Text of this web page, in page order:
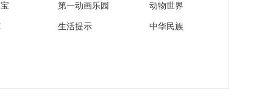
第一动画乐园 动物世界
生活提示 中华民族